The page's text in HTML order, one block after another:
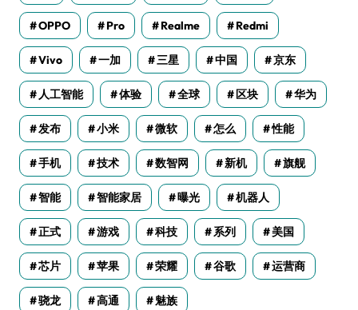
OPPO Pro Realme Redmi
Vivo 一加 三星 中国 京东
人工智能 体验 全球 区块 华为
发布 小米 微软 怎么 性能
手机 技术 数智网 新机 旗舰
智能 智能家居 曝光 机器人
正式 游戏 科技 系列 美国
芯片 苹果 荣耀 谷歌 运营商
骁龙 高通 魅族